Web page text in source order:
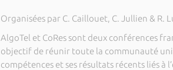
Organisées par C. Caillouet, C. Jullien & R.
AlgoTel et CoRes sont deux conférences
objectif de réunir toute la communauté
compétences et ses résultats récents liés à